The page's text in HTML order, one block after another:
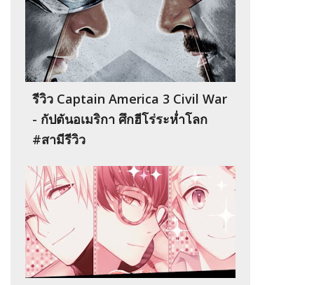
รีวิว Captain America 3 Civil War
- กัปตันอเมริกา ศึกฮีโร่ระห่ำโลก
#สามีรีวิว